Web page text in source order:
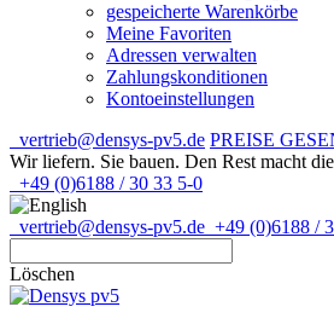
gespeicherte Warenkörbe
Meine Favoriten
Adressen verwalten
Zahlungskonditionen
Kontoeinstellungen
vertrieb@densys-pv5.de PREISE
Wir liefern. Sie bauen. Den Rest macht
+49 (0)6188 / 30 33 5-0
vertrieb@densys-pv5.de +49 (0)6188 /
Löschen